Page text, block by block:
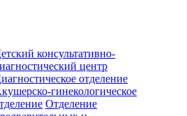
консультативно-
центр
отделение
гинекологическое
Отделение